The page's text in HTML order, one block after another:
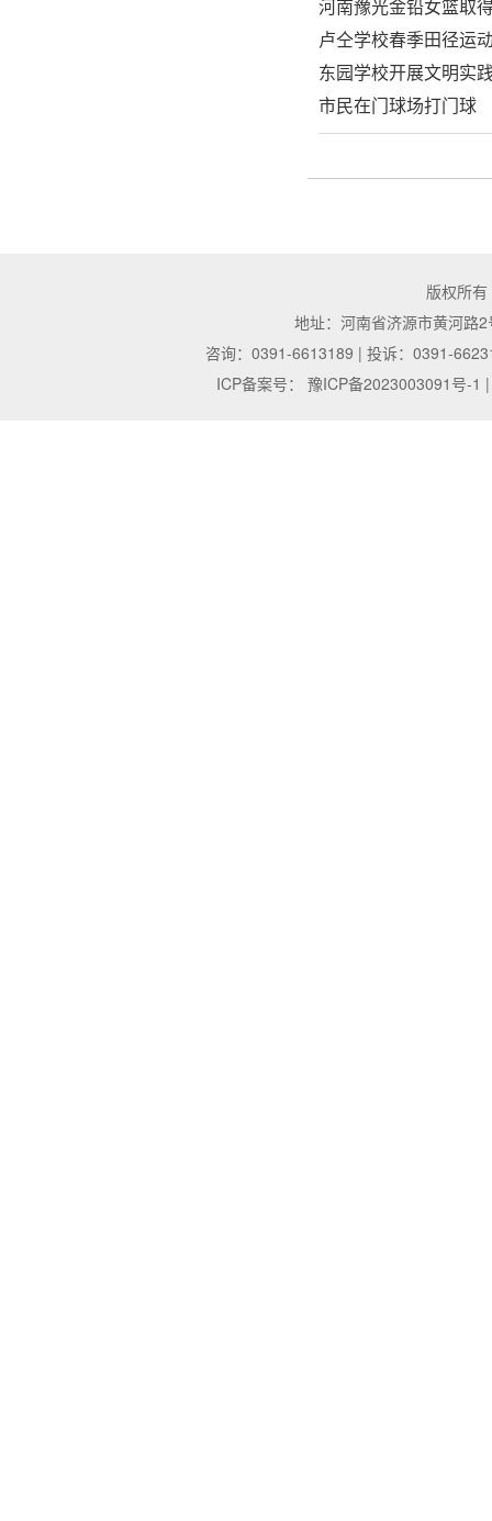
河南豫光金铅女篮取
卢仝学校春季田径运
东园学校开展文明实
市民在门球场打门球
版权所
地址：河南省济源市黄河路
咨询：0391-6613189 | 投诉：0391-
ICP备案号：
豫ICP备2023003091号-1